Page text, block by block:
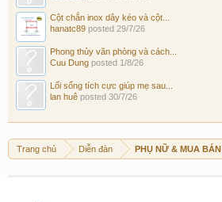
Cột chắn inox dây kéo và cột...
hanatc89 posted 29/7/26
Phong thủy văn phòng và cách...
Cuu Dung posted 1/8/26
Lối sống tích cực giúp mẹ sau...
lan huê posted 30/7/26
Trang chủ Diễn đàn PHỤ NỮ & MUA BÁN